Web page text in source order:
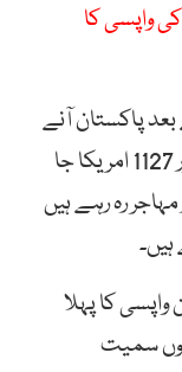
واپسی کا
پاکستان آنے
والے 9 ہزار افغانی جرمنی، 6 ہزار آسٹریلیا اور 1127 امریکا جا
رہ رہے ہیں
کا پہلا
سمیت